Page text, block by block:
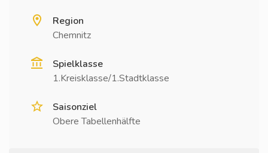
Region
Chemnitz
Spielklasse
1.Kreisklasse/1.Stadtklasse
Saisonziel
Obere Tabellenhälfte